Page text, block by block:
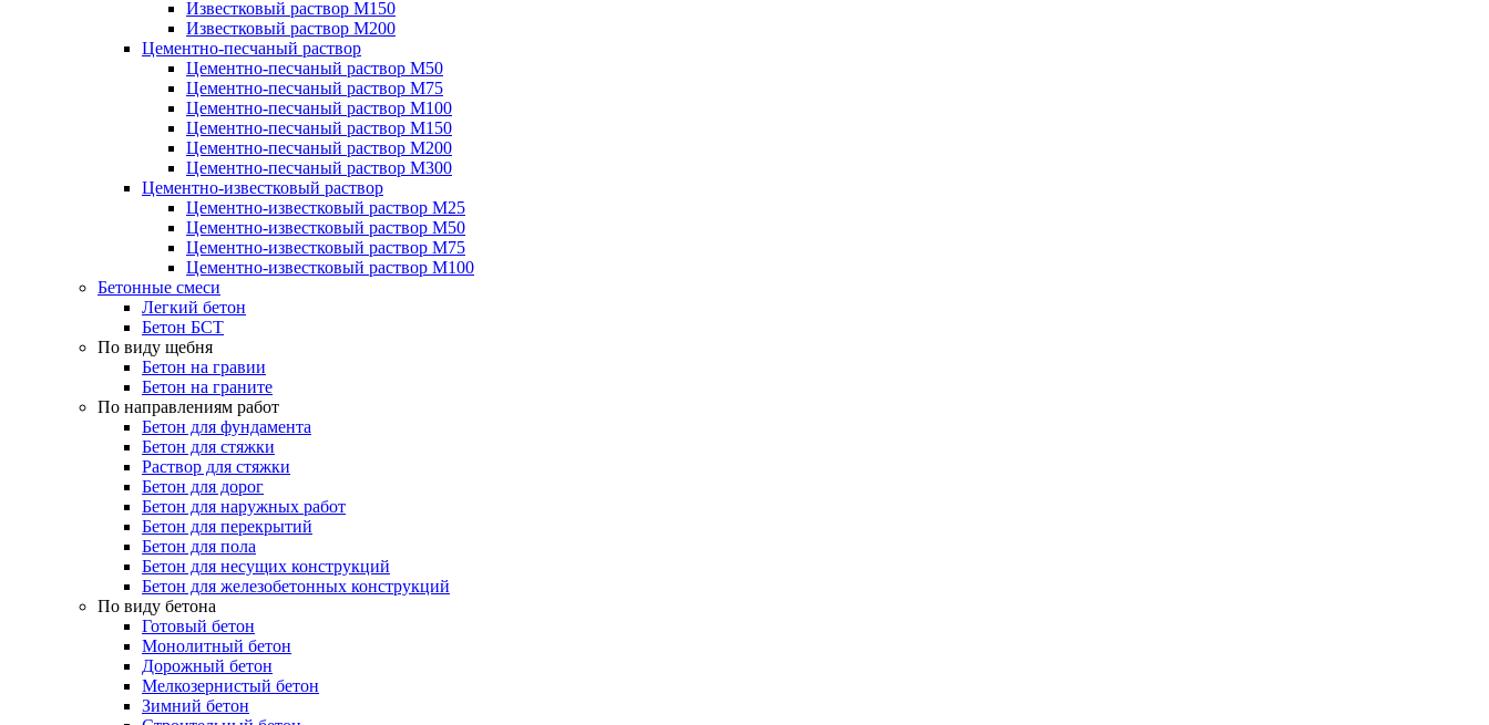
Известковый раствор М150
Известковый раствор М200
Цементно-песчаный раствор
Цементно-песчаный раствор М50
Цементно-песчаный раствор М75
Цементно-песчаный раствор М100
Цементно-песчаный раствор М150
Цементно-песчаный раствор М200
Цементно-песчаный раствор М300
Цементно-известковый раствор
Цементно-известковый раствор М25
Цементно-известковый раствор М50
Цементно-известковый раствор М75
Цементно-известковый раствор М100
Бетонные смеси
Легкий бетон
Бетон БСТ
По виду щебня
Бетон на гравии
Бетон на граните
По направлениям работ
Бетон для фундамента
Бетон для стяжки
Раствор для стяжки
Бетон для дорог
Бетон для наружных работ
Бетон для перекрытий
Бетон для пола
Бетон для несущих конструкций
Бетон для железобетонных конструкций
По виду бетона
Готовый бетон
Монолитный бетон
Дорожный бетон
Мелкозернистый бетон
Зимний бетон